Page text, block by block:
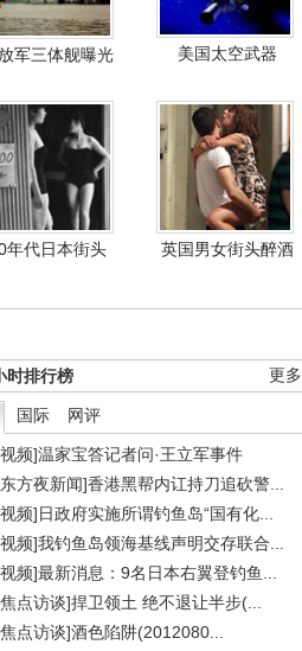
军三体舰曝光 美国太空武器
年代日本街头 英国男女街头醉酒
更多
时排行榜
国际 网评
频]温家宝答记者问·王立军事件
方夜新闻]香港黑帮内讧持刀追砍警...
频]日政府实施所谓钓鱼岛“国有化...
频]我钓鱼岛领海基线声明交存联合...
频]最新消息：9名日本右翼登钓鱼...
点访谈]捍卫领土 绝不退让半步(...
点访谈]酒色陷阱(2012080...